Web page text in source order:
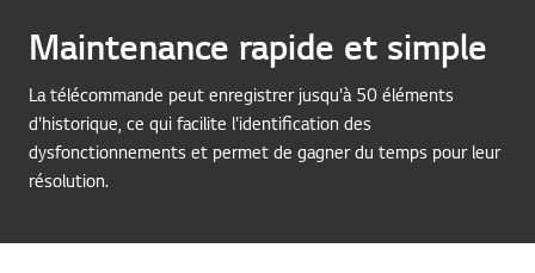
Maintenance rapide et simple
La télécommande peut enregistrer jusqu'à 50 éléments
d'historique, ce qui facilite l'identification des
dysfonctionnements et permet de gagner du temps pour leur
résolution.